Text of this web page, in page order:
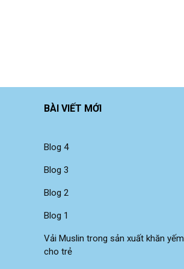
BÀI VIẾT MỚI
Blog 4
Blog 3
Blog 2
Blog 1
Vải Muslin trong sản xuất khăn yếm
cho trẻ